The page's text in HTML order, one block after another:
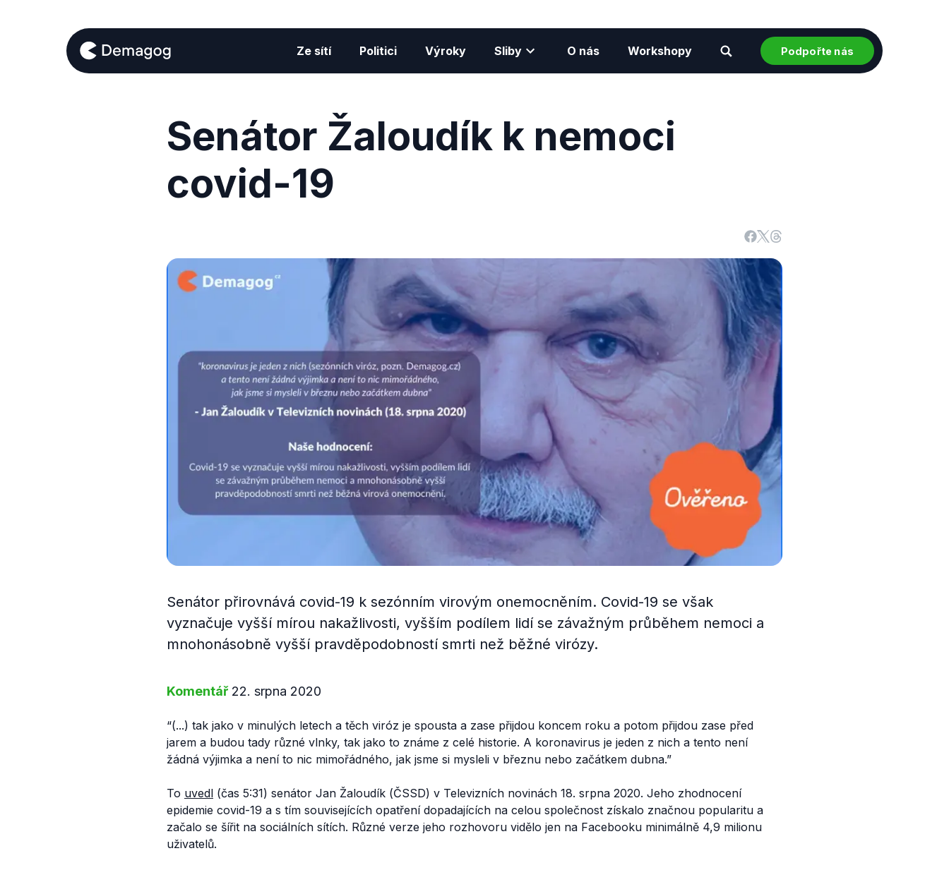
Ze sítí Politici Výroky Sliby O nás Workshopy Podpořte nás
Senátor Žaloudík k nemoci
covid-19
Senátor přirovnává covid-19 k sezónním virovým onemocněním. Covid-19 se však
vyznačuje vyšší mírou nakažlivosti, vyšším podílem lidí se závažným průběhem nemoci a
mnohonásobně vyšší pravděpodobností smrti než běžné virózy.
Komentář 22. srpna 2020
“(...) tak jako v minulých letech a těch viróz je spousta a zase přijdou koncem roku a potom přijdou zase před
jarem a budou tady různé vlnky, tak jako to známe z celé historie. A koronavirus je jeden z nich a tento není
žádná výjimka a není to nic mimořádného, jak jsme si mysleli v březnu nebo začátkem dubna.”
To uvedl (čas 5:31) senátor Jan Žaloudík (ČSSD) v Televizních novinách 18. srpna 2020. Jeho zhodnocení
epidemie covid-19 a s tím souvisejících opatření dopadajících na celou společnost získalo značnou popularitu a
začalo se šířit na sociálních sítích. Různé verze jeho rozhovoru vidělo jen na Facebooku minimálně 4,9 milionu
uživatelů.